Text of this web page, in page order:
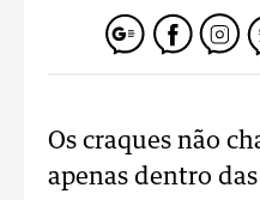
Os craques não
apenas dentro